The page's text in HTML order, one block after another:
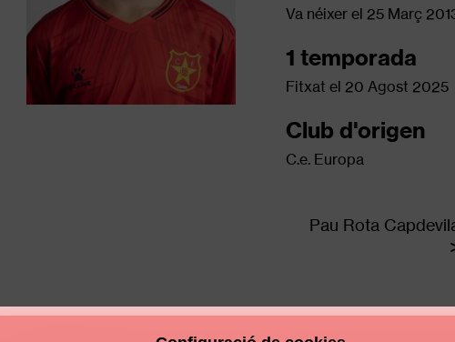
Va néixer el 25 Març
1 temporada
Fitxat el 20 Agost 2025
Club d'origen
C.e. Europa
Pau Rota